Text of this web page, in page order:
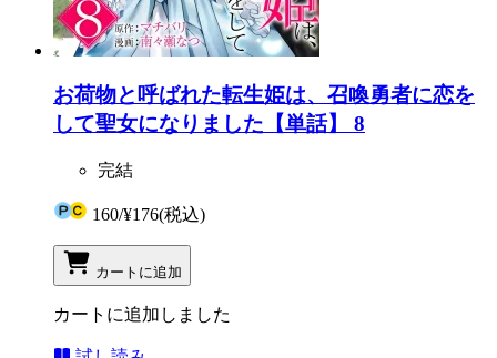
お荷物と呼ばれた転生姫は、召喚勇者に恋を
して聖女になりました【単話】 8
完結
160/¥176(税込)
カートに追加
カートに追加しました